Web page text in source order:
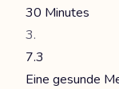
30 Minutes
7.3
Eine gesunde